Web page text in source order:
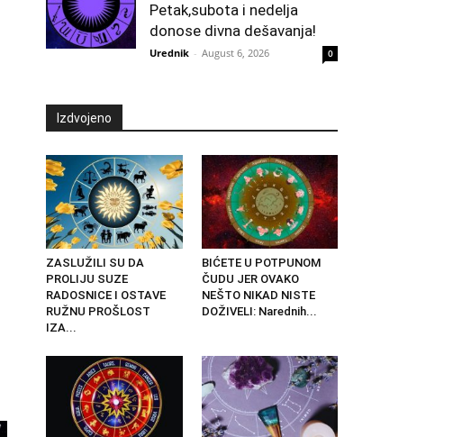
Petak,subota i nedelja
donose divna dešavanja!
Urednik - August 6, 2026 0
Izdvojeno
ZASLUŽILI SU DA
PROLIJU SUZE
RADOSNICE I OSTAVE
RUŽNU PROŠLOST
IZA...
BIĆETE U POTPUNOM
ČUDU JER OVAKO
NEŠTO NIKAD NISTE
DOŽIVELI: Narednih...